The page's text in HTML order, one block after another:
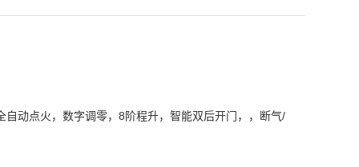
动点火，数字调零，8阶程升，智能双后开门，，断气/